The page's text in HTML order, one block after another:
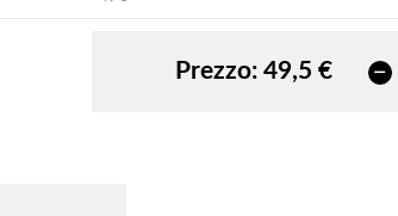
Prezzo: 49,5 €